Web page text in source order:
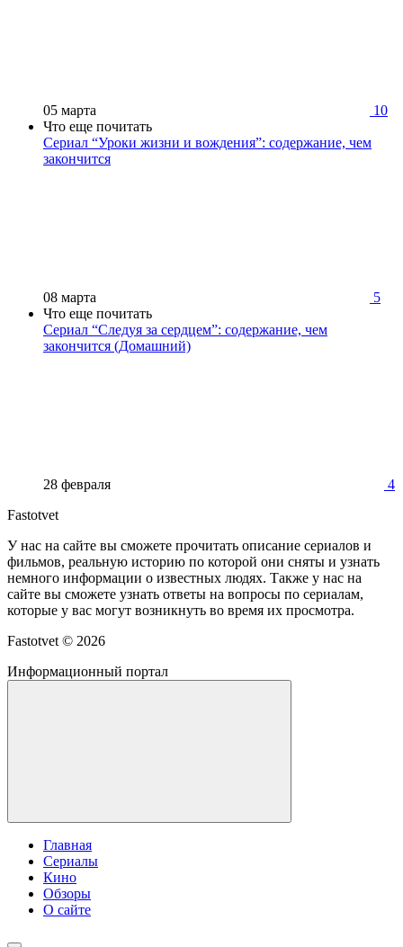
05 марта
10
Что еще почитать
Сериал “Уроки жизни и вождения”: содержание, чем
закончится
08 марта
5
Что еще почитать
Сериал “Следуя за сердцем”: содержание, чем
закончится (Домашний)
28 февраля
4
Fastotvet
У нас на сайте вы сможете прочитать описание сериалов и
фильмов, реальную историю по которой они сняты и узнать
немного информации о известных людях. Также у нас на
сайте вы сможете узнать ответы на вопросы по сериалам,
которые у вас могут возникнуть во время их просмотра.
Fastotvet © 2026
Информационный портал
Главная
Сериалы
Кино
Обзоры
О сайте